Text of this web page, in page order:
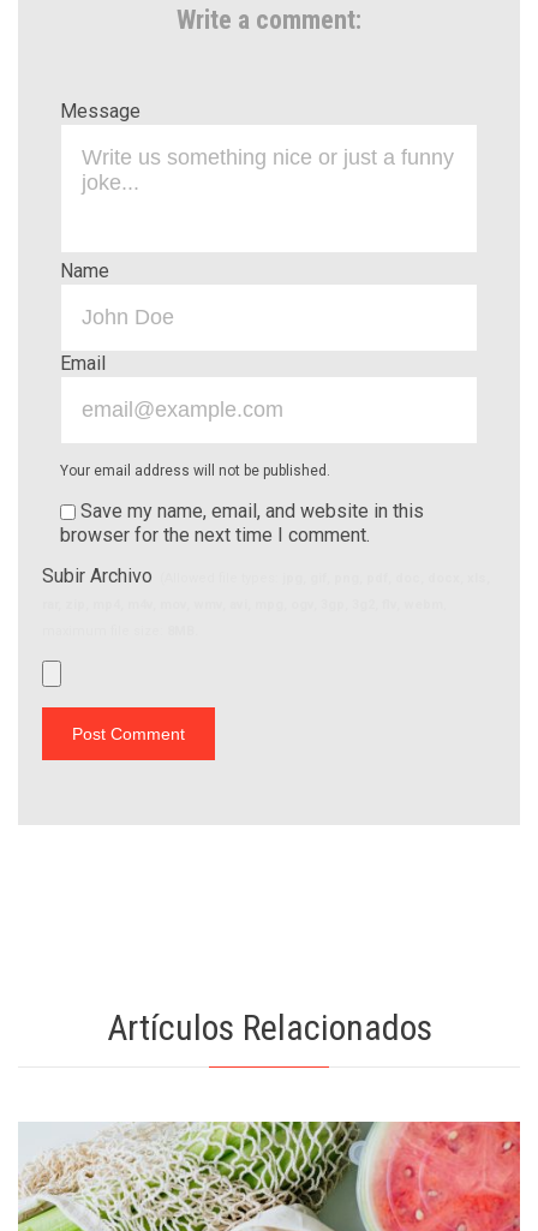
Write a comment:
Message
Name
Email
Your email address will not be published.
Save my name, email, and website in this
browser for the next time I comment.
Subir Archivo
Artículos Relacionados